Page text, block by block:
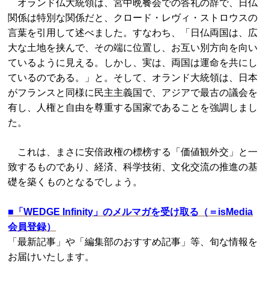
オランド仏大統領は、宮中晩餐会での答礼の辞で、日仏
関係は特別な関係だと、クロード・レヴィ・ストロウスの
言葉を引用して述べました。すなわち、「日仏両国は、広
大な土地を挟んで、その端に位置し、お互い別方向を向い
ているように見える。しかし、実は、両国は運命を共にし
ているのである。」と。そして、オランド大統領は、日本
がフランスと同様に民主主義国で、アジアで最古の議会を
有し、人権と自由を尊重する国家であることを強調しまし
た。
これは、まさに安倍政権の標榜する「価値観外交」と一
致するものであり、経済、科学技術、文化交流の推進の基
礎を築くものとなるでしょう。
■ 「WEDGE Infinity」のメルマガを受け取る（＝isMedia
会員登録）
「最新記事」や「編集部のおすすめ記事」等、旬な情報を
お届けいたします。